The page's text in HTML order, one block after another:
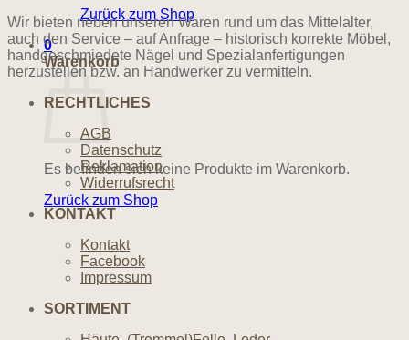
Zurück zum Shop
0
Warenkorb
Es befinden sich keine Produkte im Warenkorb.
Zurück zum Shop
Wir bieten neben unseren Waren rund um das Mittelalter,
auch den Service – auf Anfrage – historisch korrekte Möbel,
handgeschmiedete Nägel und Spezialanfertigungen
herzustellen bzw. an Handwerker zu vermitteln.
RECHTLICHES
AGB
Datenschutz
Reklamation
Widerrufsrecht
KONTAKT
Kontakt
Facebook
Impressum
SORTIMENT